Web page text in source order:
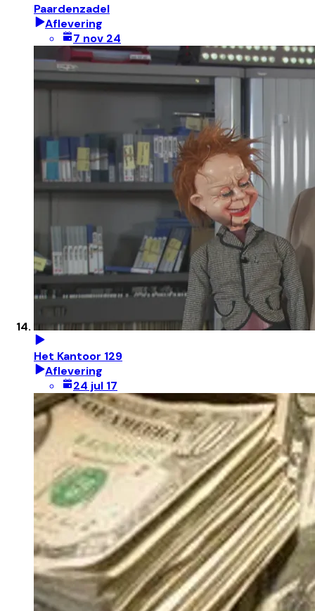
Paardenzadel
Aflevering
7 nov 24
Het Kantoor 129
Aflevering
24 jul 17